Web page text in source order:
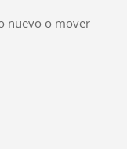
nuevo o mover